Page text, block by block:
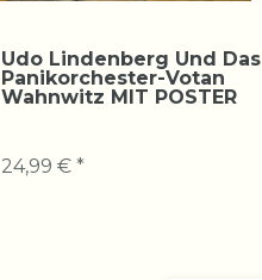
Udo Lindenberg Und Das
Panikorchester-Votan
Wahnwitz MIT POSTER
24,99 € *